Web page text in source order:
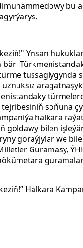
bu
Ynsan
bäri
tussaglygynda
soňuna
halkara
goldawy bilen
goraýjylar we
Guramasy,
Halkara